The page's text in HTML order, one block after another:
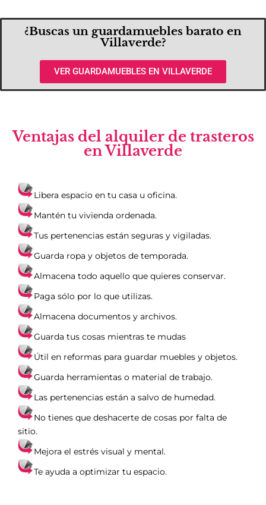
¿Buscas un guardamuebles barato en
Villaverde?
VER GUARDAMUEBLES EN VILLAVERDE
Ventajas del alquiler de trasteros
en Villaverde
Libera espacio en tu casa u oficina.
Mantén tu vivienda ordenada.
Tus pertenencias están seguras y vigiladas.
Guarda ropa y objetos de temporada.
Almacena todo aquello que quieres conservar.
Paga sólo por lo que utilizas.
Almacena documentos y archivos.
Guarda tus cosas mientras te mudas
Útil en reformas para guardar muebles y objetos.
Guarda herramientas o material de trabajo.
Las pertenencias están a salvo de humedad.
No tienes que deshacerte de cosas por falta de
sitio.
Mejora el estrés visual y mental.
Te ayuda a optimizar tu espacio.